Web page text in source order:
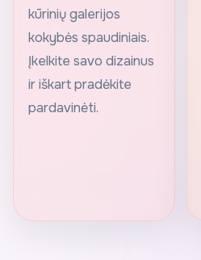
kūrinių galerijos
kokybės spaudiniais.
Įkelkite savo dizainus
ir iškart pradėkite
pardavinėti.